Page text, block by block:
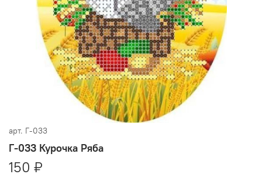
арт. Г-033
Г-033 Курочка Ряба
150 ₽